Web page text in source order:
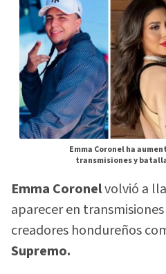
Emma Coronel ha
transmisiones y
Emma Coronelvolvió a
aparecer en
creadores hondureños
Supremo.